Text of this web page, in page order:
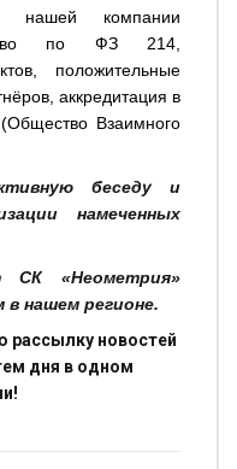
нашей компании
по ФЗ 214,
положительные
аккредитация в
Взаимного
беседу и
намеченных
СК «Неометрия»
нашем регионе.
рассылку новостей
дня в одном